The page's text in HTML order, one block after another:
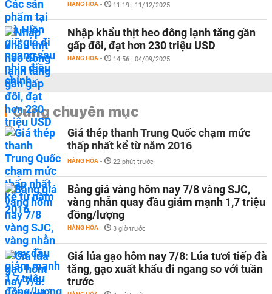
HÀNG HÓA - 11:19 | 11/12/2025
Nhập khẩu thịt heo đông lạnh tăng gần
gấp đôi, đạt hơn 230 triệu USD
HÀNG HÓA - 14:56 | 04/09/2025
Cùng chuyên mục
Giá thép thanh Trung Quốc chạm mức
thấp nhất kể từ năm 2016
HÀNG HÓA - 22 phút trước
Bảng giá vàng hôm nay 7/8 vàng SJC,
vàng nhẫn quay đầu giảm mạnh 1,7 triệu
đồng/lượng
HÀNG HÓA - 3 giờ trước
Giá lúa gạo hôm nay 7/8: Lúa tươi tiếp đà
tăng, gạo xuất khẩu đi ngang so với tuần
trước